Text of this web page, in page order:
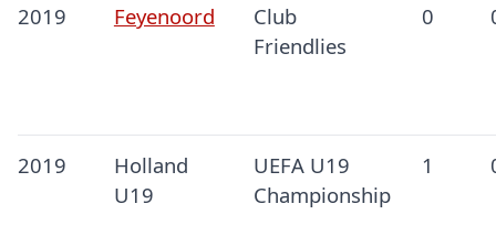
2019 Feyenoord
Club
Friendlies
0
2019
Holland
U19
UEFA U19
Championship
1